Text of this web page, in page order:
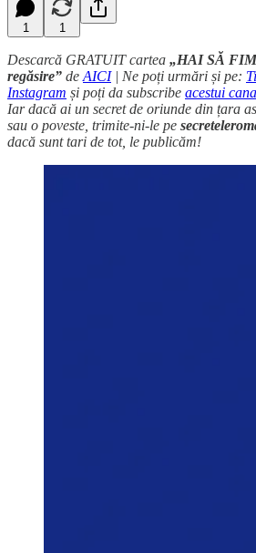
1 1
Descarcă GRATUIT cartea „HAI SĂ
regăsire” de AICI| Ne poți urmări și pe:
Instagram și poți da subscribe acestui
Iar dacă ai un secret de oriunde din țara
sau o poveste, trimite-ni-le pe
dacă sunt tari de tot, le publicăm!